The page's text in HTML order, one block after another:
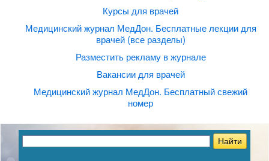
Курсы для врачей
Медицинский журнал МедДон. Бесплатные лекции для
врачей (все разделы)
Разместить рекламу в журнале
Вакансии для врачей
Медицинский журнал МедДон. Бесплатный свежий
номер